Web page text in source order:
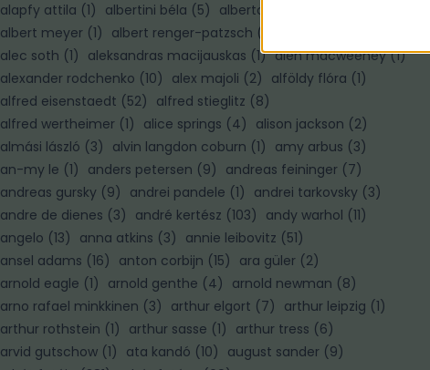
alapfy attila (1) albertini béla (5) alberto korda
albert meyer (1) albert renger-patzsch (
alec soth (1) aleksandras macijauskas (1) alen macweeney (1)
alexander rodchenko (10) alex majoli (2) alföldy flóra (1)
alfred eisenstaedt (52) alfred stieglitz (8)
alfred wertheimer (1) alice springs (4) alison jackson (2)
almási lászló (3) alvin langdon coburn (1) amy arbus (3)
an-my le (1) anders petersen (9) andreas feininger (7)
andreas gursky (9) andrei pandele (1) andrei tarkovsky (3)
andre de dienes (3) andré kertész (103) andy warhol (11)
angelo (13) anna atkins (3) annie leibovitz (51)
ansel adams (16) anton corbijn (15) ara güler (2)
arnold eagle (1) arnold genthe (4) arnold newman (8)
arno rafael minkkinen (3) arthur elgort (7) arthur leipzig (1)
arthur rothstein (1) arthur sasse (1) arthur tress (6)
arvid gutschow (1) ata kandó (10) august sander (9)